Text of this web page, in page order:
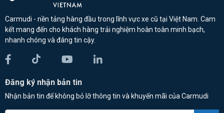
Carmudi - nền tảng hàng đầu trong lĩnh vực xe cũ tại Việt Nam. Cam
kết mang đến cho khách hàng trải nghiệm hoàn toàn minh bạch,
nhanh chóng và đáng tin cậy.
Đăng ký nhận bản tin
Nhận bản tin để không bỏ lỡ thông tin và khuyến mãi của Carmudi